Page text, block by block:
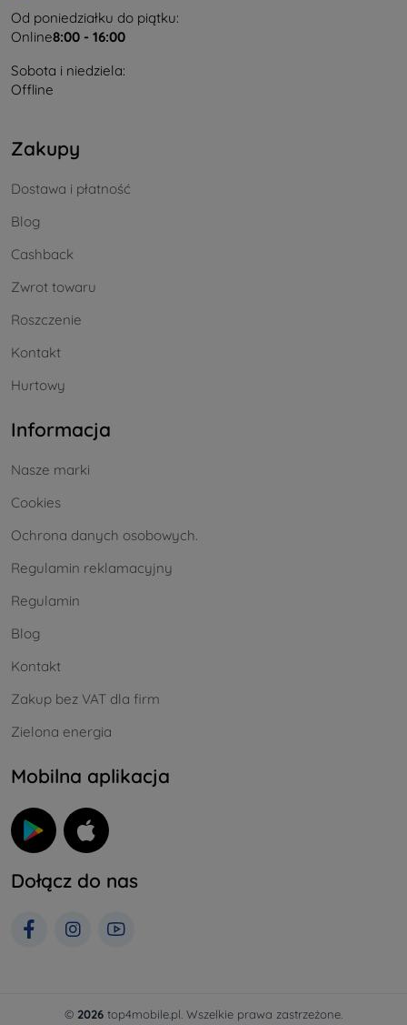
Od poniedziałku do piątku:
Online8:00 - 16:00
Sobota i niedziela:
Offline
Zakupy
Dostawa i płatność
Blog
Cashback
Zwrot towaru
Roszczenie
Kontakt
Hurtowy
Informacja
Nasze marki
Cookies
Ochrona danych osobowych.
Regulamin reklamacyjny
Regulamin
Blog
Kontakt
Zakup bez VAT dla firm
Zielona energia
Mobilna aplikacja
Dołącz do nas
© 2026 top4mobile.pl. Wszelkie prawa zastrzeżone.